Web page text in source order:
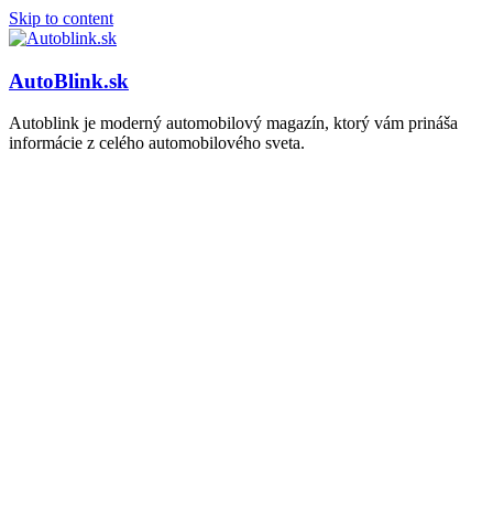
Skip to content
AutoBlink.sk
Autoblink je moderný automobilový magazín, ktorý vám prináša
informácie z celého automobilového sveta.